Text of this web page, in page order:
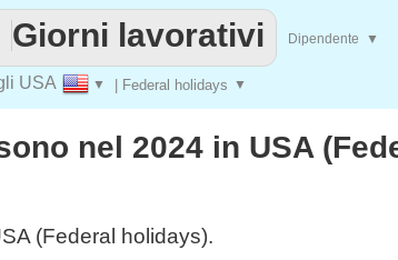
USA ▼ | Federal holidays ▼
Giorni lavorativi Dipendente ▼
nel 2024 in USA
(Federal holidays).